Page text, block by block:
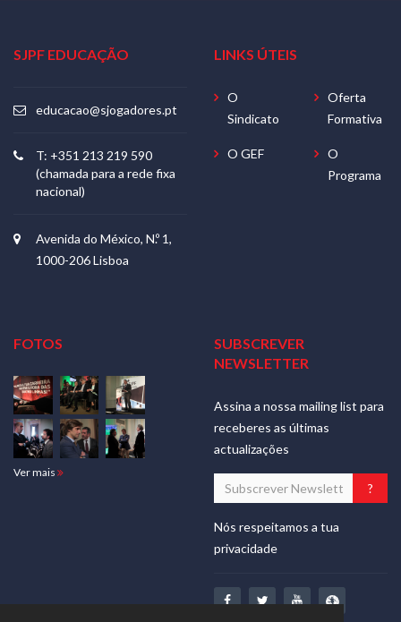
SJPF EDUCAÇÃO
educacao@sjogadores.pt
T: +351 213 219 590
(chamada para a rede fixa
nacional)
Avenida do México, N.º 1,
1000-206 Lisboa
LINKS ÚTEIS
O
Sindicato
O GEF
Oferta
Formativa
O
Programa
FOTOS
Ver mais
SUBSCREVER
NEWSLETTER
Assina a nossa mailing list para
receberes as últimas
actualizações
Nós respeitamos a tua
privacidade